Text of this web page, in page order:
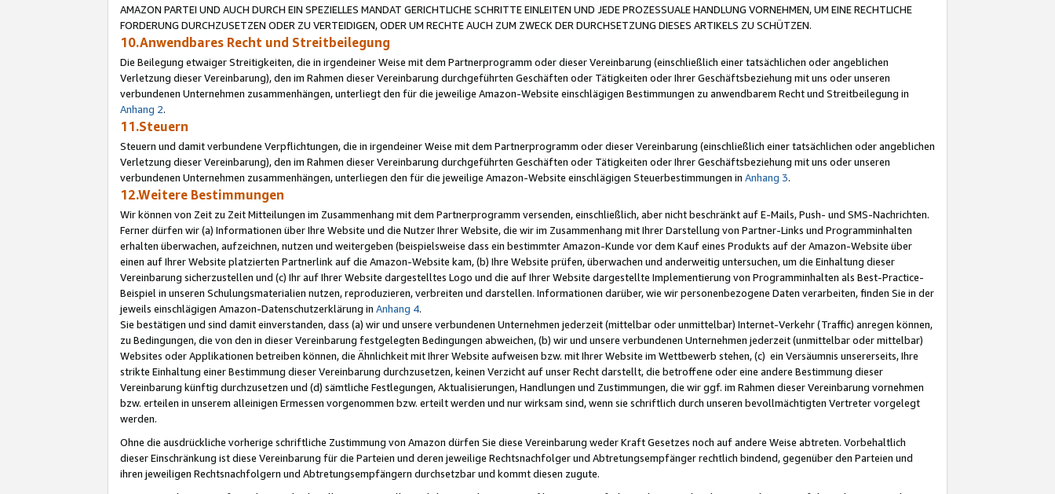
AMAZON PARTEI UND AUCH DURCH EIN SPEZIELLES MANDAT GERICHTLICHE SCHRITTE EINLEITEN UND JEDE PROZESSUALE HANDLUNG VORNEHMEN, UM EINE RECHTLICHE
FORDERUNG DURCHZUSETZEN ODER ZU VERTEIDIGEN, ODER UM RECHTE AUCH ZUM ZWECK DER DURCHSETZUNG DIESES ARTIKELS ZU SCHÜTZEN.
10.Anwendbares Recht und Streitbeilegung
Die Beilegung etwaiger Streitigkeiten, die in irgendeiner Weise mit dem Partnerprogramm oder dieser Vereinbarung (einschließlich einer tatsächlichen oder angeblichen
Verletzung dieser Vereinbarung), den im Rahmen dieser Vereinbarung durchgeführten Geschäften oder Tätigkeiten oder Ihrer Geschäftsbeziehung mit uns oder unseren
verbundenen Unternehmen zusammenhängen, unterliegt den für die jeweilige Amazon-Website einschlägigen Bestimmungen zu anwendbarem Recht und Streitbeilegung in
Anhang 2.
11.Steuern
Steuern und damit verbundene Verpflichtungen, die in irgendeiner Weise mit dem Partnerprogramm oder dieser Vereinbarung (einschließlich einer tatsächlichen oder angeblichen
Verletzung dieser Vereinbarung), den im Rahmen dieser Vereinbarung durchgeführten Geschäften oder Tätigkeiten oder Ihrer Geschäftsbeziehung mit uns oder unseren
verbundenen Unternehmen zusammenhängen, unterliegen den für die jeweilige Amazon-Website einschlägigen Steuerbestimmungen in Anhang 3.
12.Weitere Bestimmungen
Wir können von Zeit zu Zeit Mitteilungen im Zusammenhang mit dem Partnerprogramm versenden, einschließlich, aber nicht beschränkt auf E-Mails, Push- und SMS-Nachrichten.
Ferner dürfen wir (a) Informationen über Ihre Website und die Nutzer Ihrer Website, die wir im Zusammenhang mit Ihrer Darstellung von Partner-Links und Programminhalten
erhalten überwachen, aufzeichnen, nutzen und weitergeben (beispielsweise dass ein bestimmter Amazon-Kunde vor dem Kauf eines Produkts auf der Amazon-Website über
einen auf Ihrer Website platzierten Partnerlink auf die Amazon-Website kam, (b) Ihre Website prüfen, überwachen und anderweitig untersuchen, um die Einhaltung dieser
Vereinbarung sicherzustellen und (c) Ihr auf Ihrer Website dargestelltes Logo und die auf Ihrer Website dargestellte Implementierung von Programminhalten als Best-Practice-
Beispiel in unseren Schulungsmaterialien nutzen, reproduzieren, verbreiten und darstellen. Informationen darüber, wie wir personenbezogene Daten verarbeiten, finden Sie in der
jeweils einschlägigen Amazon-Datenschutzerklärung in Anhang 4.
Sie bestätigen und sind damit einverstanden, dass (a) wir und unsere verbundenen Unternehmen jederzeit (mittelbar oder unmittelbar) Internet-Verkehr (Traffic) anregen können,
zu Bedingungen, die von den in dieser Vereinbarung festgelegten Bedingungen abweichen, (b) wir und unsere verbundenen Unternehmen jederzeit (unmittelbar oder mittelbar)
Websites oder Applikationen betreiben können, die Ähnlichkeit mit Ihrer Website aufweisen bzw. mit Ihrer Website im Wettbewerb stehen, (c) ein Versäumnis unsererseits, Ihre
strikte Einhaltung einer Bestimmung dieser Vereinbarung durchzusetzen, keinen Verzicht auf unser Recht darstellt, die betroffene oder eine andere Bestimmung dieser
Vereinbarung künftig durchzusetzen und (d) sämtliche Festlegungen, Aktualisierungen, Handlungen und Zustimmungen, die wir ggf. im Rahmen dieser Vereinbarung vornehmen
bzw. erteilen in unserem alleinigen Ermessen vorgenommen bzw. erteilt werden und nur wirksam sind, wenn sie schriftlich durch unseren bevollmächtigten Vertreter vorgelegt
werden.
Ohne die ausdrückliche vorherige schriftliche Zustimmung von Amazon dürfen Sie diese Vereinbarung weder Kraft Gesetzes noch auf andere Weise abtreten. Vorbehaltlich
dieser Einschränkung ist diese Vereinbarung für die Parteien und deren jeweilige Rechtsnachfolger und Abtretungsempfänger rechtlich bindend, gegenüber den Parteien und
ihren jeweiligen Rechtsnachfolgern und Abtretungsempfängern durchsetzbar und kommt diesen zugute.